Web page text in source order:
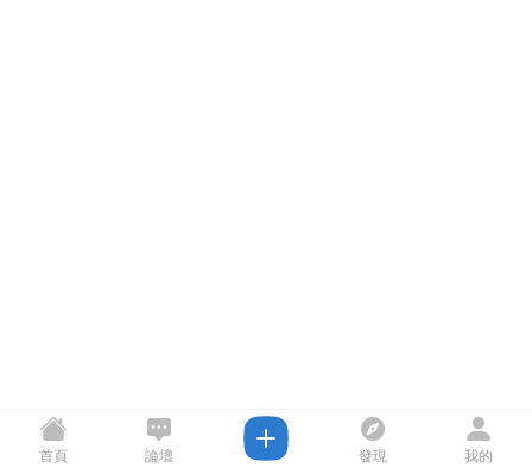
首頁 論壇 發現 我的